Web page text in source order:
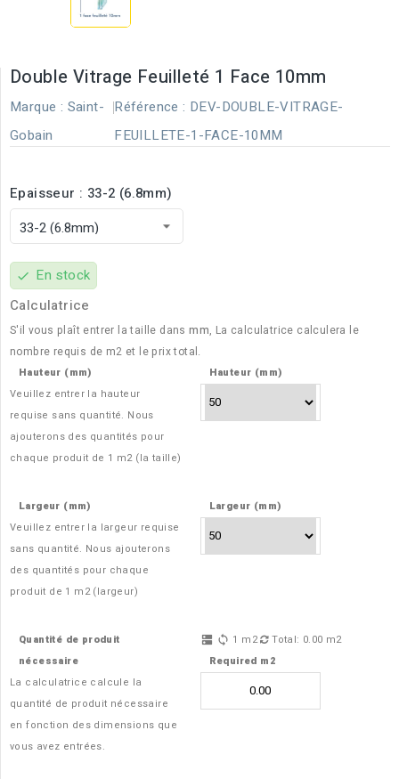
Double Vitrage Feuilleté 1 Face 10mm
Marque : Saint-
Gobain
Référence : DEV-DOUBLE-VITRAGE-
FEUILLETE-1-FACE-10MM
Epaisseur : 33-2 (6.8mm)
check En stock
Calculatrice
S'il vous plaît entrer la taille dansmm, La calculatrice calculera le
nombre requis de m2 et le prix total.
Hauteur (mm)
Veuillez entrer la hauteur
requise sans quantité. Nous
ajouterons des quantités pour
chaque produit de 1 m2 (la taille)
Hauteur (mm)
Largeur (mm)
Veuillez entrer la largeur requise
sans quantité. Nous ajouterons
des quantités pour chaque
produit de 1 m2 (largeur)
Largeur (mm)
Quantité de produit
nécessaire
La calculatrice calcule la
quantité de produit nécessaire
en fonction des dimensions que
vous avez entrées.
dns sync 1 m2 Total: 0.00 m2
Required m2